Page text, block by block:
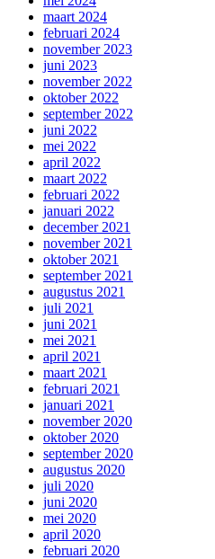
maart 2024
februari 2024
november 2023
juni 2023
november 2022
oktober 2022
september 2022
juni 2022
mei 2022
april 2022
maart 2022
februari 2022
januari 2022
december 2021
november 2021
oktober 2021
september 2021
augustus 2021
juli 2021
juni 2021
mei 2021
april 2021
maart 2021
februari 2021
januari 2021
november 2020
oktober 2020
september 2020
augustus 2020
juli 2020
juni 2020
mei 2020
april 2020
februari 2020